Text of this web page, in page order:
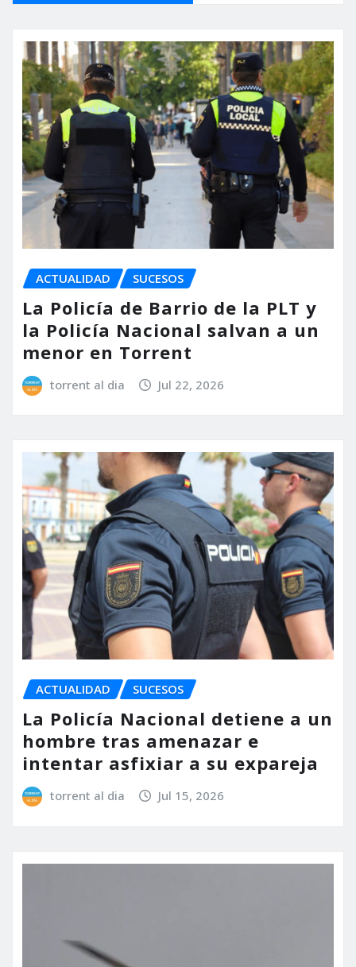
ACTUALIDAD SUCESOS
La Policía de Barrio de la PLT y
la Policía Nacional salvan a un
menor en Torrent
torrent al dia Jul 22, 2026
ACTUALIDAD SUCESOS
La Policía Nacional detiene a un
hombre tras amenazar e
intentar asfixiar a su expareja
torrent al dia Jul 15, 2026